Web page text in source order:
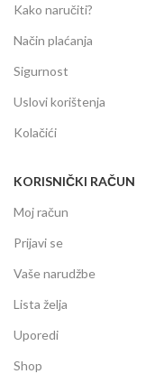
Kako naručiti?
Način plaćanja
Sigurnost
Uslovi korištenja
Kolačići
KORISNIČKI RAČUN
Moj račun
Prijavi se
Vaše narudžbe
Lista želja
Uporedi
Shop